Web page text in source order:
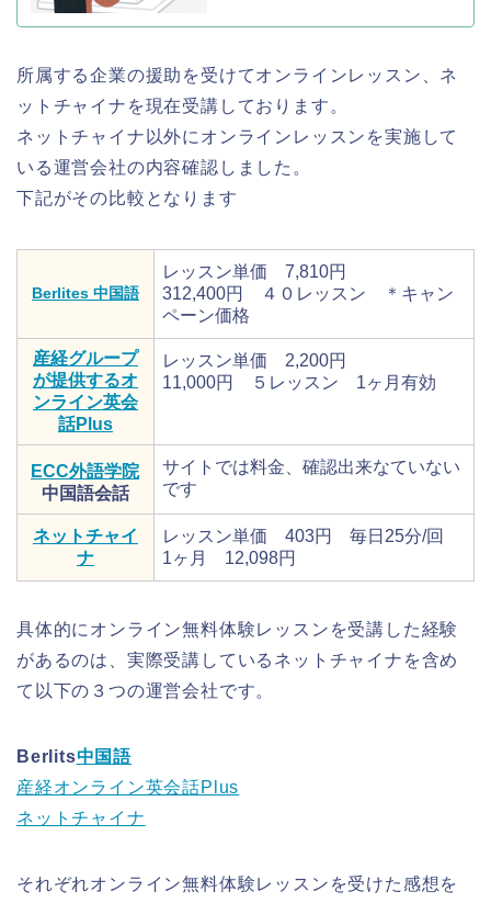
所属する企業の援助を受けてオンラインレッスン、ネ
ットチャイナを現在受講しております。
ネットチャイナ以外にオンラインレッスンを実施して
いる運営会社の内容確認しました。
下記がその比較となります
Berlites 中国語
レッスン単価 7,810円
312,400円 ４０レッスン ＊キャン
ペーン価格
産経グループ
が提供するオ
ンライン英会
話Plus
レッスン単価 2,200円
11,000円 ５レッスン 1ヶ月有効
ECC外語学院
中国語会話
サイトでは料金、確認出来なていない
です
ネットチャイ
ナ
レッスン単価 403円 毎日25分/回
1ヶ月 12,098円
具体的にオンライン無料体験レッスンを受講した経験
があるのは、実際受講しているネットチャイナを含め
て以下の３つの運営会社です。
Berlits中国語
産経オンライン英会話Plus
ネットチャイナ
それぞれオンライン無料体験レッスンを受けた感想を